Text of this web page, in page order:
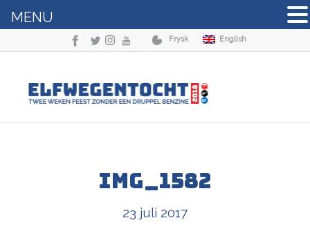
Frysk English
IMG_1582
23 juli 2017
MENU